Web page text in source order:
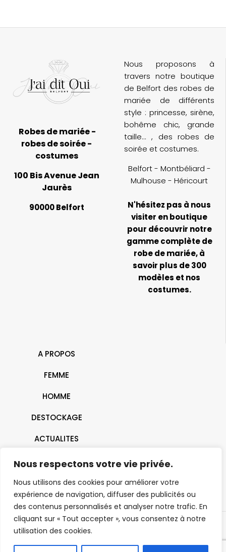
Nous respectons votre vie privée.
Nous utilisons des cookies pour améliorer votre
expérience de navigation, diffuser des publicités ou
des contenus personnalisés et analyser notre trafic. En
cliquant sur « Tout accepter », vous consentez à notre
utilisation des cookies.
Robes de mariée -
robes de soirée -
costumes
100 Bis Avenue Jean
Jaurès
90000 Belfort
Nous proposons à
travers notre boutique
de Belfort des robes de
mariée de différents
style : princesse, sirène,
bohême chic, grande
taille... , des robes de
soirée et costumes.
Belfort - Montbéliard -
Mulhouse - Héricourt
N'hésitez pas à nous
visiter en boutique
pour découvrir notre
gamme complète de
robe de mariée, à
savoir plus de 300
modèles et nos
costumes.
A PROPOS
FEMME
HOMME
DESTOCKAGE
ACTUALITES
CONTACT
© 2026 J'ai Dit Oui | Belfort - Montbéliard - Mulhouse- Héricourt |
Tous droits réservés |Mentions Légales